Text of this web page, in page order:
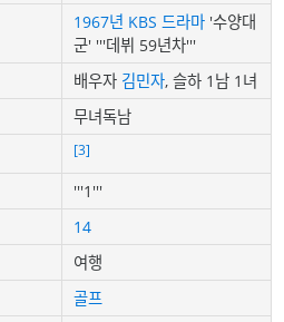
1967년 KBS 드라마'수양대
군' '''데뷔 59년차'''
배우자 김민자, 슬하 1남 1녀
무녀독남
[3]
'''1'''
14
여행
골프